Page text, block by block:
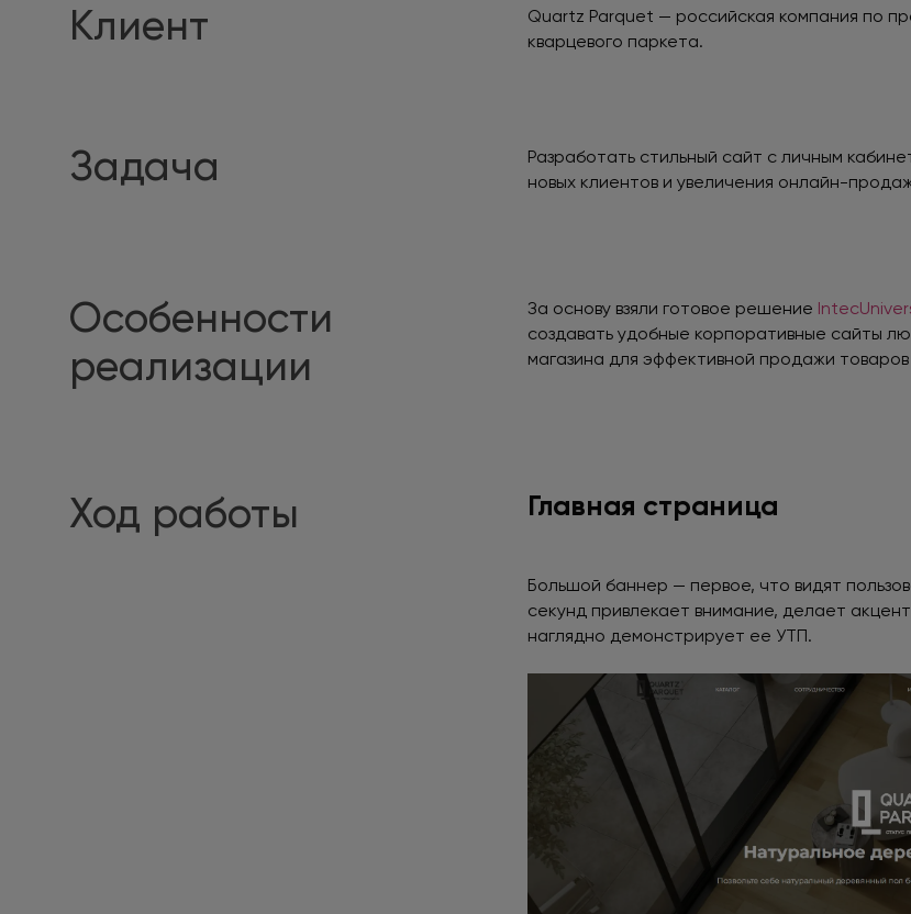
Клиент
Quartz Parquet — российская компания по
кварцевого паркета.
Задача
Разработать стильный сайт с личным
новых клиентов и увеличения онлайн-
Особенности
реализации
За основу взяли готовое решение
создавать удобные корпоративные сайты
магазина для эффективной продажи товаров
Ход работы Главная страница
Большой баннер — первое, что видят
секунд привлекает внимание, делает
наглядно демонстрирует ее УТП.